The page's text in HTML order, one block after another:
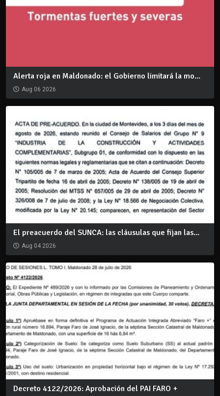
Alerta roja en Maldonado: el Gobierno limitará la mo...
Aug 06 2026
El preacuerdo del SUNCA: las cláusulas que fijan las...
Aug 04 2026
Decreto 4122/2026: Aprobación del PAI FARO +